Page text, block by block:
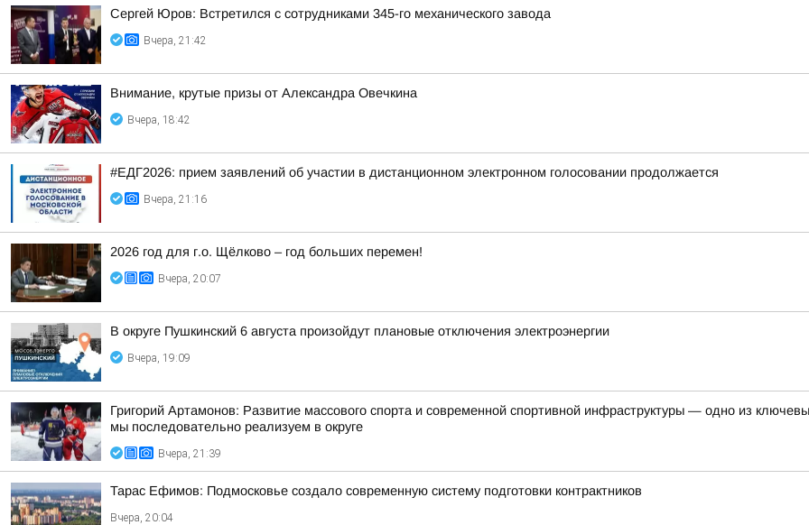
Сергей Юров: Встретился с сотрудниками 345-го механического завода
Вчера, 21:42
Внимание, крутые призы от Александра Овечкина
Вчера, 18:42
#ЕДГ2026: прием заявлений об участии в дистанционном электронном голосовании продолжается
Вчера, 21:16
2026 год для г.о. Щёлково – год больших перемен!
Вчера, 20:07
В округе Пушкинский 6 августа произойдут плановые отключения электроэнергии
Вчера, 19:09
Григорий Артамонов: Развитие массового спорта и современной спортивной инфраструктуры — одно из
мы последовательно реализуем в округе
Вчера, 21:39
Тарас Ефимов: Подмосковье создало современную систему подготовки контрактников
Вчера, 20:04